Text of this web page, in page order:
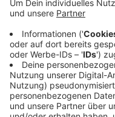
nicht trocken, aber
laufen von 10 bis 18
Besichtigungen des
Hauses. Außerdem
die Engels-
Veröffentlicht:Sonntag,